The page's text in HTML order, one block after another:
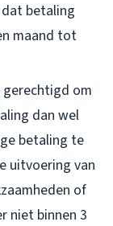
betaling
maand tot
om
dan wel
betaling te
uitvoering van
of
niet binnen 3